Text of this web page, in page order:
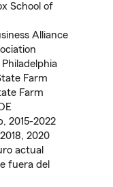
School of
Alliance
Farm
Farm
2015-2022
2020
actual
fuera del